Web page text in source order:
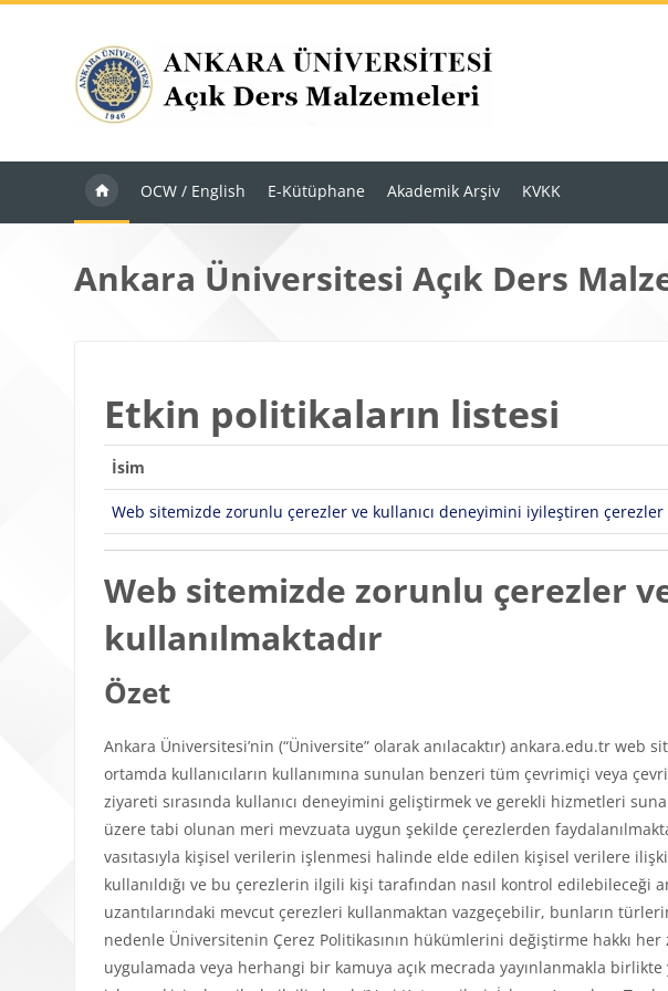
OCW / English E-Kütüphane Akademik Arşiv KVKK
Ankara Üniversitesi Açık Ders
Etkin politikaların listesi
İsim
Web sitemizde zorunlu çerezler ve kullanıcı deneyimini iyileştiren çerezler
Web sitemizde zorunlu çerezler
kullanılmaktadır
Özet
Ankara Üniversitesi’nin (“Üniversite” olarak anılacaktır) ankara.edu.tr
ortamda kullanıcıların kullanımına sunulan benzeri tüm çevrimiçi veya
ziyareti sırasında kullanıcı deneyimini geliştirmek ve gerekli hizmetleri
üzere tabi olunan meri mevzuata uygun şekilde çerezlerden
vasıtasıyla kişisel verilerin işlenmesi halinde elde edilen kişisel verilere
kullanıldığı ve bu çerezlerin ilgili kişi tarafından nasıl kontrol
uzantılarındaki mevcut çerezleri kullanmaktan vazgeçebilir, bunların
nedenle Üniversitenin Çerez Politikasının hükümlerini değiştirme hakkı
uygulamada veya herhangi bir kamuya açık mecrada yayınlanmakla